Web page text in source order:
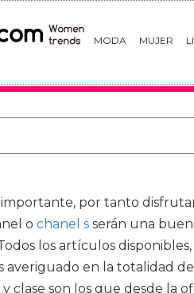
MODA MUJER
por tanto
o chanel s serán una
los artículos
en la totalidad
son los que desde la